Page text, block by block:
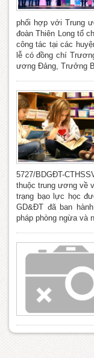
phối hợp với Trung
đoàn Thiên Long tổ
công tác tại các
lễ có đồng chí
ương Đảng, Trưởng
5727/BDGĐT-
thuộc trung ương về
trạng bạo lực học
GD&ĐT đã ban
pháp phòng ngừa và